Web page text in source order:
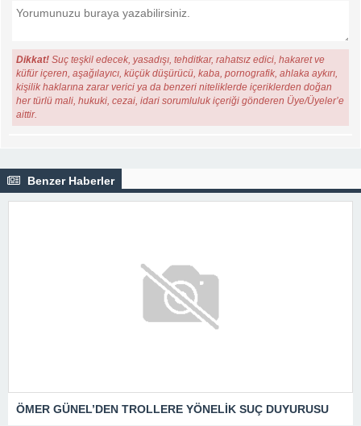
Dikkat! Suç teşkil edecek, yasadışı, tehditkar, rahatsız edici, hakaret ve
küfür içeren, aşağılayıcı, küçük düşürücü, kaba, pornografik, ahlaka aykırı,
kişilik haklarına zarar verici ya da benzeri niteliklerde içeriklerden doğan
her türlü mali, hukuki, cezai, idari sorumluluk içeriği gönderen Üye/Üyeler’e
aittir.
Benzer Haberler
ÖMER GÜNEL’DEN TROLLERE YÖNELİK SUÇ DUYURUSU